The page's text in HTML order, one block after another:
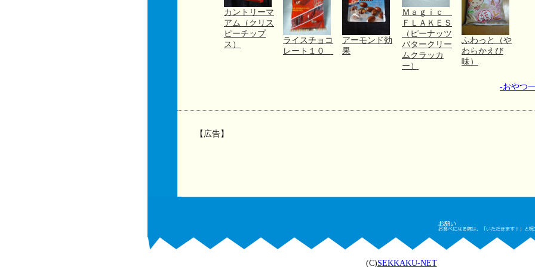
カントリーマ
アム（クリス
ピーチップ
ス）
ライスチョコ
レート１０
アーモンド効
果
Ｍａｇｉｃ
ＦＬＡＫＥＳ
（ピーナッツ
バタークリー
ムクラッカ
ー）
ふわっと（や
わらかえび
味）
-おやつ
【広告】
(C)SEKKAKU-NET